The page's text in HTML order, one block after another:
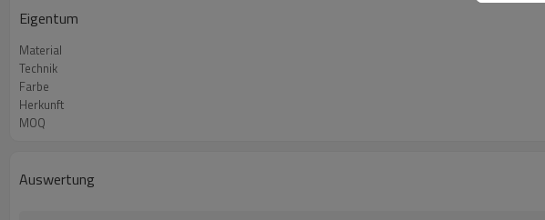
Eigentum
Material
Technik
Farbe
Herkunft
MOQ
Auswertung